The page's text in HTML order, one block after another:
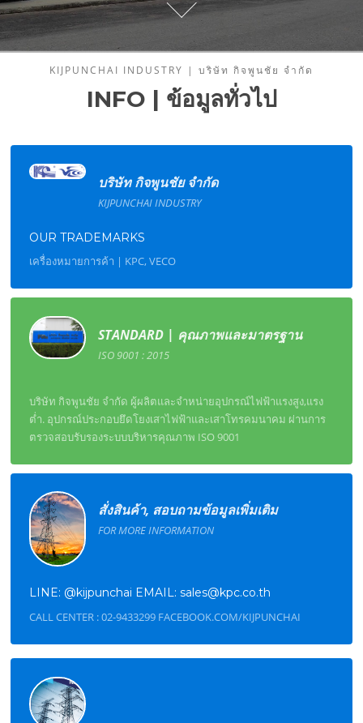
KIJPUNCHAI INDUSTRY | บริษัท กิจพูนชัย จํากัด
INFO | ข้อมูลทั่วไป
บริษัท กิจพูนชัย จํากัด
KIJPUNCHAI INDUSTRY
OUR TRADEMARKS
เครื่องหมายการค้า | KPC, VECO
STANDARD | คุณภาพและมาตรฐาน
ISO 9001 : 2015
บริษัท กิจพูนชัย จํากัด ผู้ผลิตและจําหน่ายอุปกรณ์ไฟฟ้าแรงสูง,แรง
ตํ่า. อุปกรณ์ประกอบยึดโยงเสาไฟฟ้าและเสาโทรคมนาคม ผ่านการ
ตรวจสอบรับรองระบบบริหารคุณภาพ ISO 9001
สั่งสินค้า, สอบถามข้อมูลเพิ่มเติม
FOR MORE INFORMATION
LINE: @kijpunchai EMAIL: sales@kpc.co.th
CALL CENTER : 02-9433299 FACEBOOK.COM/KIJPUNCHAI